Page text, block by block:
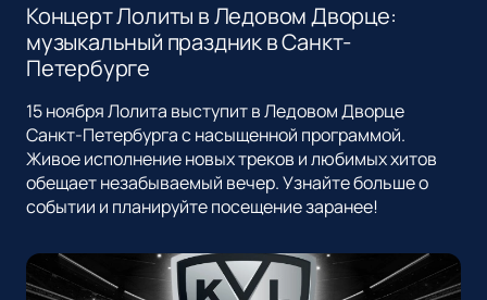
Концерт Лолиты в Ледовом Дворце:
музыкальный праздник в Санкт-
Петербурге
15 ноября Лолита выступит в Ледовом Дворце
Санкт-Петербурга с насыщенной программой.
Живое исполнение новых треков и любимых хитов
обещает незабываемый вечер. Узнайте больше о
событии и планируйте посещение заранее!